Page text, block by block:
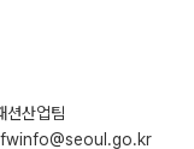
션산업팀